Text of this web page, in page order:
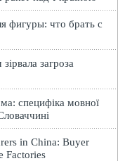
фигуры: что брать с
загроза
специфіка мовної
in China: Buyer
Factories